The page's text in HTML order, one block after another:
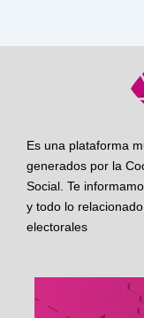
Es una plataforma
generados por la
Social. Te
y todo lo
electorales